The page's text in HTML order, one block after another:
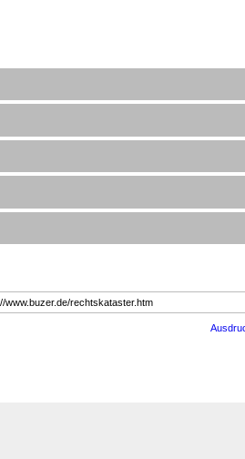
www.buzer.de/rechtskataster.htm